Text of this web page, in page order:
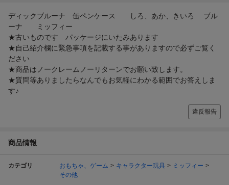
ディックブルーナ 缶ペンケース しろ、あか、きいろ ブル
ーナ ミッフィー
★古いものです パッケージにいたみあります
★自己紹介欄に緊急事項を記載する事がありますので必ずご覧く
ださい
★商品はノークレームノーリターンでお願い致します。
★質問等ありましたらなんでもお気軽にわかる範囲でお答えしま
す♪
違反報告
商品情報
カテゴリ おもちゃ、ゲーム キャラクター玩具
ミッフィー
その他